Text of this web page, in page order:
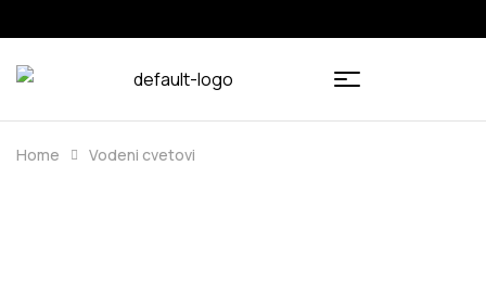
Home Vodeni cvetovi